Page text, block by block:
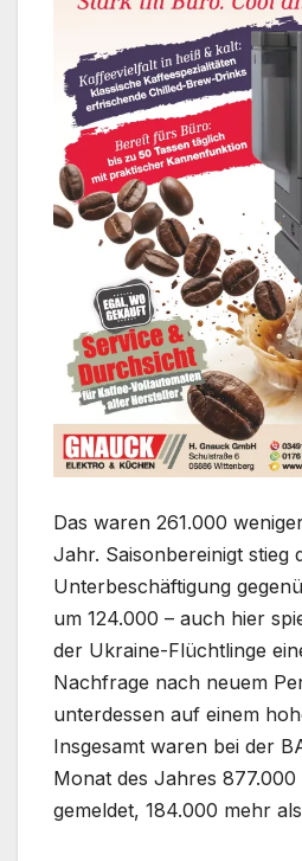
Das waren 261.000
Jahr. Saisonbereinigt stieg
Unterbeschäftigung
um 124.000 – auch hier
der Ukraine-Flüchtlinge
Nachfrage nach neuem
unterdessen auf einem
Insgesamt waren bei der
Monat des Jahres
gemeldet, 184.000 mehr